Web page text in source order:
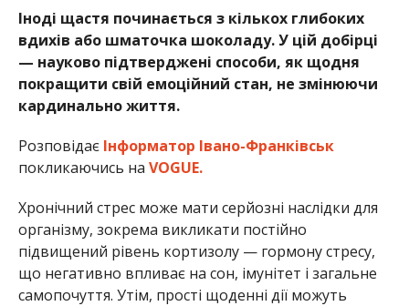
Іноді щастя починається з кількох глибоких
вдихів або шматочка шоколаду. У цій добірці
— науково підтверджені способи, як щодня
покращити свій емоційний стан, не змінюючи
кардинально життя.
Розповідає Інформатор Івано-Франківськ
покликаючись на VOGUE.
Хронічний стрес може мати серйозні наслідки для
організму, зокрема викликати постійно
підвищений рівень кортизолу — гормону стресу,
що негативно впливає на сон, імунітет і загальне
самопочуття. Утім, прості щоденні дії можуть